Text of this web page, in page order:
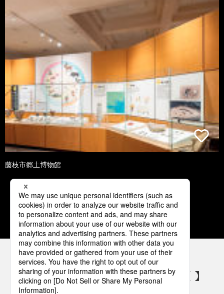
藤枝市郷土博物館
1 2 3 4 5
パナソニックの電気設備 SNSアカウント